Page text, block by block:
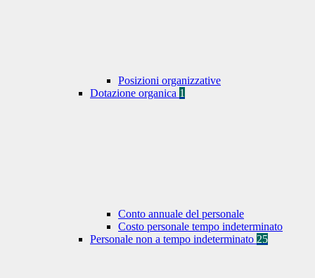
Posizioni organizzative
Dotazione organica 1
Conto annuale del personale
Costo personale tempo indeterminato
Personale non a tempo indeterminato 25